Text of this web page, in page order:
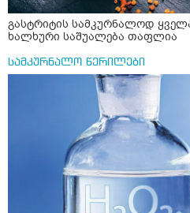
გასტრიტის სამკურნალოდ
ხალხური საშუალება თაფლია
სამკურნალო წერილები